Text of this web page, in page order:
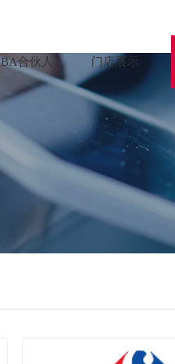
BA合伙人 门店展示